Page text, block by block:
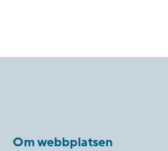
Om webbplatsen